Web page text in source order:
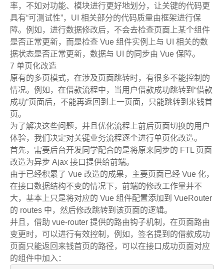
率，不如对功能、模块进行更好地划分，让关键的代码更
具有“可测试性”，UI 相关部分的代码质量由框架进行保
障。例如，进行数据修改后，不会去检查页面上某个组件
是否正常更新，而是检查 Vue 组件实例上与 UI 相关的数
据状态是否正常更新，数据与 UI 的同步由 Vue 保障。
7 单页化改造
原有的多页模式，在涉及页面跳转时，有很多不能控制的
情况。例如，在借款流程中，当用户借款成功跳转到“借款
成功”页面后，不能再返回到上一页面，只能跳转到来钱首
页。
为了解决这些问题，并且优化流程上前后页面切换的用户
体验，我们决定对关键业务流程逐个进行单页化改造。
首先，需要后台开发同学配合的是将原来同步的 FTL 页面
改造为异步 Ajax 接口提供给前端。
由于已经积累了 Vue 改造的成果，主要页面已经 Vue 化，
在接口数据结构不变的情况下，前端的修改工作量并不
大，基本上只是将对应的 Vue 组件配置添加到 VueRouter
的 routes 中，然后修改跳转到该页面的逻辑。
并且，借助 vue-router 提供的路由钩子机制，在页面路由
变更时，可以进行有效控制，例如，签名提到的借款成功
页面只能返回来钱首页的路径，可以在接口成功页面对应
的组件中加入：